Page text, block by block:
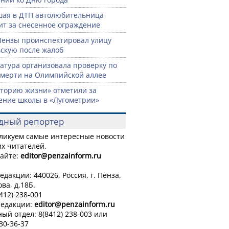
в ДТП автолюбительница
за снесенное ограждение
проинспектировал улицу
после жалоб
организовала проверку по
на Олимпийской аллее
жизни» отметили за
школы в «Лугометрии»
репортер
самые интересные новости
читателей.
editor@penzainform.ru
440026, Россия, г. Пенза,
д.18Б.
238-001
editor@penzainform.ru
отдел: 8(8412) 238-003 или
36-37